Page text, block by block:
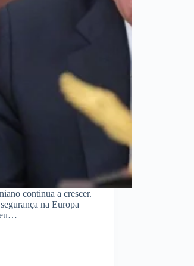
continua a crescer.
na Europa